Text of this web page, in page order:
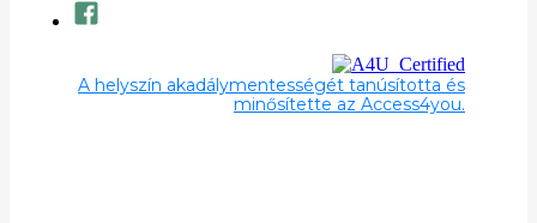
A helyszín akadálymentességét tanúsította és
minősítette az Access4you.